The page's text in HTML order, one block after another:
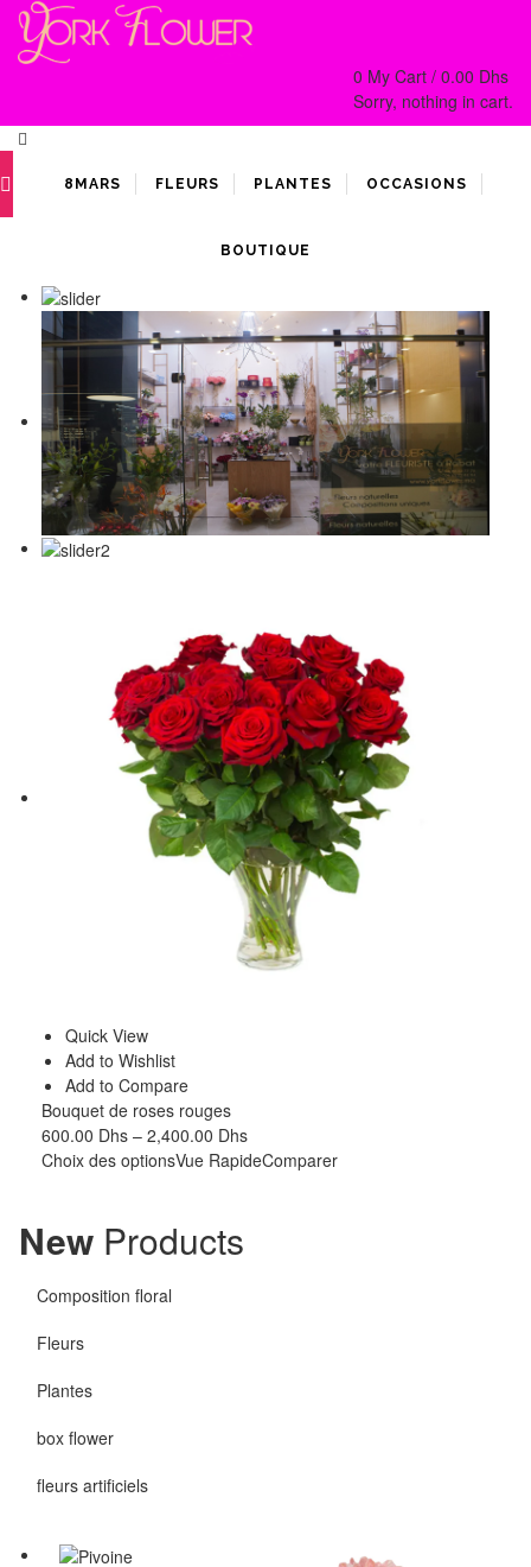
0 My Cart / 0.00 Dhs
Sorry, nothing in cart.
8MARS FLEURS PLANTES OCCASIONS
BOUTIQUE
Quick View
Add to Wishlist
Add to Compare
Bouquet de roses rouges
600.00 Dhs – 2,400.00 Dhs
Choix des optionsVue RapideComparer
New Products
Composition floral
Fleurs
Plantes
box flower
fleurs artificiels